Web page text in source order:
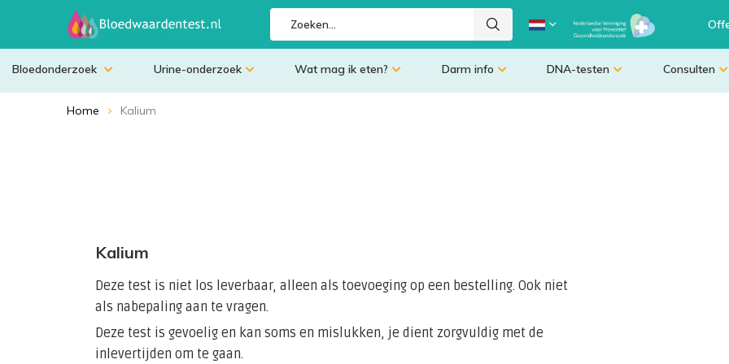
Bloedonderzoek Urine-onderzoek Wat mag ik eten? Darm info DNA-testen Consulten
Home Kalium
Kalium
Deze test is niet los leverbaar, alleen als toevoeging op een bestelling. Ook niet
als nabepaling aan te vragen.
Deze test is gevoelig en kan soms en mislukken, je dient zorgvuldig met de
inlevertijden om te gaan.